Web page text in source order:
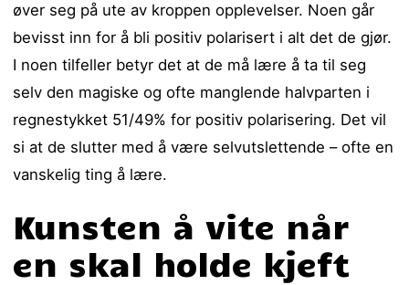
øver seg på ute av kroppen opplevelser. Noen går
bevisst inn for å bli positiv polarisert i alt det de gjør.
I noen tilfeller betyr det at de må lære å ta til seg
selv den magiske og ofte manglende halvparten i
regnestykket 51/49% for positiv polarisering. Det vil
si at de slutter med å være selvutslettende – ofte en
vanskelig ting å lære.
Kunsten å vite når
en skal holde kjeft